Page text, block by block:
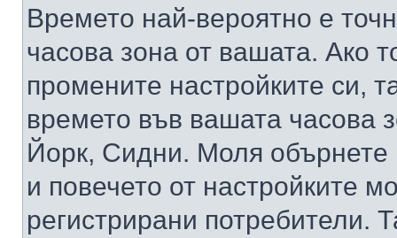
Времето най-вероятно е
часова зона от вашата. Ако
промените настройките си,
времето във вашата
Йорк, Сидни. Моля обърнете
и повечето от настройките
регистрирани потребители.